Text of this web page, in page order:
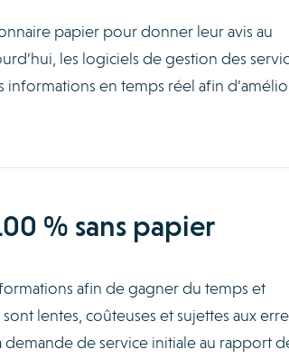
papier pour donner leur avis au
les logiciels de gestion des
en temps réel afin
% sans papier
afin de gagner du temps et
lentes, coûteuses et sujettes aux
de service initiale au rapport